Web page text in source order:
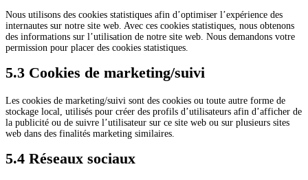
Nous utilisons des cookies statistiques afin d’optimiser l’expérience des
internautes sur notre site web. Avec ces cookies statistiques, nous obtenons
des informations sur l’utilisation de notre site web. Nous demandons votre
permission pour placer des cookies statistiques.
5.3 Cookies de marketing/suivi
Les cookies de marketing/suivi sont des cookies ou toute autre forme de
stockage local, utilisés pour créer des profils d’utilisateurs afin d’afficher de
la publicité ou de suivre l’utilisateur sur ce site web ou sur plusieurs sites
web dans des finalités marketing similaires.
5.4 Réseaux sociaux